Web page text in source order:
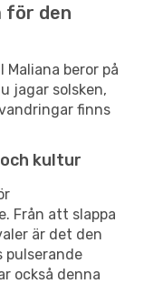
för den
beror på
jagar solsken,
finns
kultur
Från att slappa
är det den
också denna